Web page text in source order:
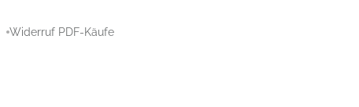
Widerruf PDF-Käufe